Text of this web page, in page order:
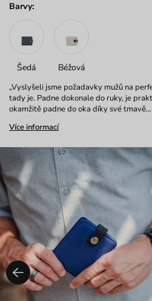
Barvy:
Šedá Béžová
„Vyslyšeli jsme požadavky mužů na
tady je. Padne dokonale do ruky, je
okamžitě padne do oka díky své tmavě…
Více informací